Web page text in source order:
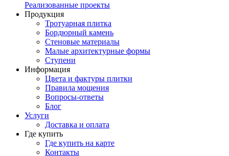
Реализованные проекты
Продукция
Тротуарная плитка
Бордюрный камень
Стеновые материалы
Малые архитектурные формы
Ступени
Информация
Цвета и фактуры плитки
Правила мощения
Вопросы-ответы
Блог
Услуги
Доставка и оплата
Где купить
Где купить на карте
Контакты